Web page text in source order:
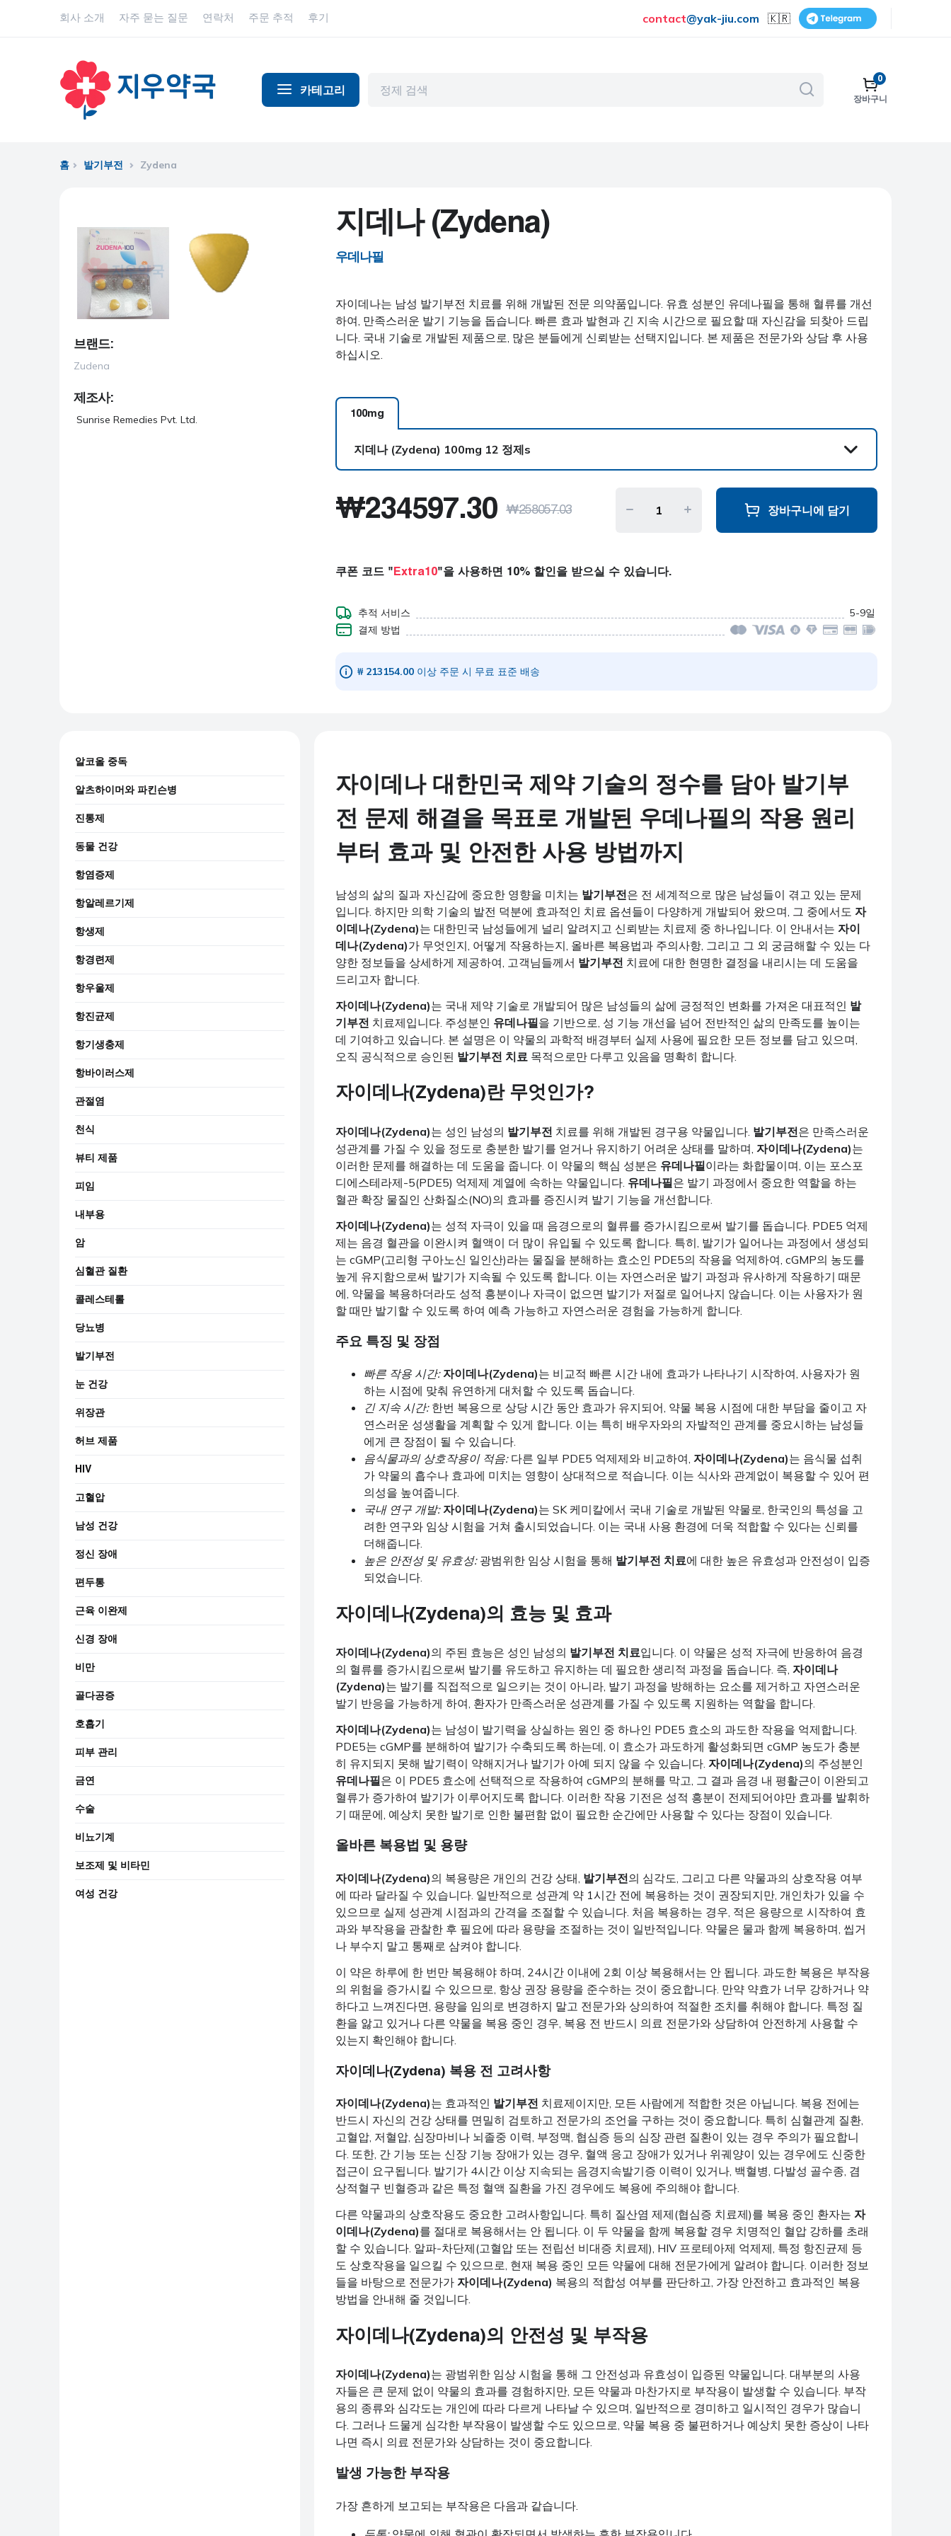
회사 소개 자주 묻는 질문 연락처 주문 추적 후기 contact@yak-jiu.com 🇰🇷
카테고리
피임
심혈관 질환
콜레스테롤
고혈압
편두통
근육 이완제
여성 건강
0
장바구니
홈 발기부전 Zydena
브랜드:
Zudena
제조사:
Sunrise Remedies Pvt. Ltd.
지데나 (Zydena)
우데나필
자이데나는 남성 발기부전 치료를 위해 개발된 전문 의약품입니다. 유효 성분인 유데나필을 통해 혈류를 개선
하여, 만족스러운 발기 기능을 돕습니다. 빠른 효과 발현과 긴 지속 시간으로 필요할 때 자신감을 되찾아 드립
니다. 국내 기술로 개발된 제품으로, 많은 분들에게 신뢰받는 선택지입니다. 본 제품은 전문가와 상담 후 사용
하십시오.
100mg
지데나 (Zydena) 100mg 12 정제s
₩234597.30 ₩258057.03 장바구니에 담기
쿠폰 코드 " Extra10"을 사용하면 10% 할인을 받으실 수 있습니다.
추적 서비스
5-9일
결제 방법
₩ 213154.00 이상 주문 시 무료 표준 배송
알코올 중독
알츠하이머와 파킨슨병
진통제
동물 건강
항염증제
항알레르기제
항생제
항경련제
항우울제
항진균제
항기생충제
항바이러스제
관절염
천식
뷰티 제품
피임
내부용
암
심혈관 질환
콜레스테롤
당뇨병
발기부전
눈 건강
위장관
허브 제품
HIV
고혈압
남성 건강
정신 장애
편두통
근육 이완제
신경 장애
비만
골다공증
호흡기
피부 관리
금연
수술
비뇨기계
보조제 및 비타민
여성 건강
자이데나 대한민국 제약 기술의 정수를 담아 발기부
전 문제 해결을 목표로 개발된 우데나필의 작용 원리
부터 효과 및 안전한 사용 방법까지
남성의 삶의 질과 자신감에 중요한 영향을 미치는 발기부전은 전 세계적으로 많은 남성들이 겪고 있는 문제
입니다. 하지만 의학 기술의 발전 덕분에 효과적인 치료 옵션들이 다양하게 개발되어 왔으며, 그 중에서도 자
이데나(Zydena)는 대한민국 남성들에게 널리 알려지고 신뢰받는 치료제 중 하나입니다. 이 안내서는 자이
데나(Zydena)가 무엇인지, 어떻게 작용하는지, 올바른 복용법과 주의사항, 그리고 그 외 궁금해할 수 있는 다
양한 정보들을 상세하게 제공하여, 고객님들께서 발기부전 치료에 대한 현명한 결정을 내리시는 데 도움을
드리고자 합니다.
자이데나(Zydena)는 국내 제약 기술로 개발되어 많은 남성들의 삶에 긍정적인 변화를 가져온 대표적인 발
기부전 치료제입니다. 주성분인 유데나필을 기반으로, 성 기능 개선을 넘어 전반적인 삶의 만족도를 높이는
데 기여하고 있습니다. 본 설명은 이 약물의 과학적 배경부터 실제 사용에 필요한 모든 정보를 담고 있으며,
오직 공식적으로 승인된 발기부전 치료 목적으로만 다루고 있음을 명확히 합니다.
자이데나(Zydena)란 무엇인가?
자이데나(Zydena)는 성인 남성의 발기부전 치료를 위해 개발된 경구용 약물입니다. 발기부전은 만족스러운
성관계를 가질 수 있을 정도로 충분한 발기를 얻거나 유지하기 어려운 상태를 말하며, 자이데나(Zydena)는
이러한 문제를 해결하는 데 도움을 줍니다. 이 약물의 핵심 성분은 유데나필이라는 화합물이며, 이는 포스포
디에스테라제-5(PDE5) 억제제 계열에 속하는 약물입니다. 유데나필은 발기 과정에서 중요한 역할을 하는
혈관 확장 물질인 산화질소(NO)의 효과를 증진시켜 발기 기능을 개선합니다.
자이데나(Zydena)는 성적 자극이 있을 때 음경으로의 혈류를 증가시킴으로써 발기를 돕습니다. PDE5 억제
제는 음경 혈관을 이완시켜 혈액이 더 많이 유입될 수 있도록 합니다. 특히, 발기가 일어나는 과정에서 생성되
는 cGMP(고리형 구아노신 일인산)라는 물질을 분해하는 효소인 PDE5의 작용을 억제하여, cGMP의 농도를
높게 유지함으로써 발기가 지속될 수 있도록 합니다. 이는 자연스러운 발기 과정과 유사하게 작용하기 때문
에, 약물을 복용하더라도 성적 흥분이나 자극이 없으면 발기가 저절로 일어나지 않습니다. 이는 사용자가 원
할 때만 발기할 수 있도록 하여 예측 가능하고 자연스러운 경험을 가능하게 합니다.
주요 특징 및 장점
빠른 작용 시간: 자이데나(Zydena)는 비교적 빠른 시간 내에 효과가 나타나기 시작하여, 사용자가 원
하는 시점에 맞춰 유연하게 대처할 수 있도록 돕습니다.
긴 지속 시간:한번 복용으로 상당 시간 동안 효과가 유지되어, 약물 복용 시점에 대한 부담을 줄이고 자
연스러운 성생활을 계획할 수 있게 합니다. 이는 특히 배우자와의 자발적인 관계를 중요시하는 남성들
에게 큰 장점이 될 수 있습니다.
음식물과의 상호작용이 적음:다른 일부 PDE5 억제제와 비교하여, 자이데나(Zydena)는 음식물 섭취
가 약물의 흡수나 효과에 미치는 영향이 상대적으로 적습니다. 이는 식사와 관계없이 복용할 수 있어 편
의성을 높여줍니다.
국내 연구 개발: 자이데나(Zydena)는 SK 케미칼에서 국내 기술로 개발된 약물로, 한국인의 특성을 고
려한 연구와 임상 시험을 거쳐 출시되었습니다. 이는 국내 사용 환경에 더욱 적합할 수 있다는 신뢰를
더해줍니다.
높은 안전성 및 유효성:광범위한 임상 시험을 통해 발기부전 치료에 대한 높은 유효성과 안전성이 입증
되었습니다.
자이데나(Zydena)의 효능 및 효과
자이데나(Zydena)의 주된 효능은 성인 남성의 발기부전 치료입니다. 이 약물은 성적 자극에 반응하여 음경
의 혈류를 증가시킴으로써 발기를 유도하고 유지하는 데 필요한 생리적 과정을 돕습니다. 즉, 자이데나
(Zydena)는 발기를 직접적으로 일으키는 것이 아니라, 발기 과정을 방해하는 요소를 제거하고 자연스러운
발기 반응을 가능하게 하여, 환자가 만족스러운 성관계를 가질 수 있도록 지원하는 역할을 합니다.
자이데나(Zydena)는 남성이 발기력을 상실하는 원인 중 하나인 PDE5 효소의 과도한 작용을 억제합니다.
PDE5는 cGMP를 분해하여 발기가 수축되도록 하는데, 이 효소가 과도하게 활성화되면 cGMP 농도가 충분
히 유지되지 못해 발기력이 약해지거나 발기가 아예 되지 않을 수 있습니다. 자이데나(Zydena)의 주성분인
유데나필은 이 PDE5 효소에 선택적으로 작용하여 cGMP의 분해를 막고, 그 결과 음경 내 평활근이 이완되고
혈류가 증가하여 발기가 이루어지도록 합니다. 이러한 작용 기전은 성적 흥분이 전제되어야만 효과를 발휘하
기 때문에, 예상치 못한 발기로 인한 불편함 없이 필요한 순간에만 사용할 수 있다는 장점이 있습니다.
올바른 복용법 및 용량
자이데나(Zydena)의 복용량은 개인의 건강 상태, 발기부전의 심각도, 그리고 다른 약물과의 상호작용 여부
에 따라 달라질 수 있습니다. 일반적으로 성관계 약 1시간 전에 복용하는 것이 권장되지만, 개인차가 있을 수
있으므로 실제 성관계 시점과의 간격을 조절할 수 있습니다. 처음 복용하는 경우, 적은 용량으로 시작하여 효
과와 부작용을 관찰한 후 필요에 따라 용량을 조절하는 것이 일반적입니다. 약물은 물과 함께 복용하며, 씹거
나 부수지 말고 통째로 삼켜야 합니다.
이 약은 하루에 한 번만 복용해야 하며, 24시간 이내에 2회 이상 복용해서는 안 됩니다. 과도한 복용은 부작용
의 위험을 증가시킬 수 있으므로, 항상 권장 용량을 준수하는 것이 중요합니다. 만약 약효가 너무 강하거나 약
하다고 느껴진다면, 용량을 임의로 변경하지 말고 전문가와 상의하여 적절한 조치를 취해야 합니다. 특정 질
환을 앓고 있거나 다른 약물을 복용 중인 경우, 복용 전 반드시 의료 전문가와 상담하여 안전하게 사용할 수
있는지 확인해야 합니다.
자이데나(Zydena) 복용 전 고려사항
자이데나(Zydena)는 효과적인 발기부전 치료제이지만, 모든 사람에게 적합한 것은 아닙니다. 복용 전에는
반드시 자신의 건강 상태를 면밀히 검토하고 전문가의 조언을 구하는 것이 중요합니다. 특히 심혈관계 질환,
고혈압, 저혈압, 심장마비나 뇌졸중 이력, 부정맥, 협심증 등의 심장 관련 질환이 있는 경우 주의가 필요합니
다. 또한, 간 기능 또는 신장 기능 장애가 있는 경우, 혈액 응고 장애가 있거나 위궤양이 있는 경우에도 신중한
접근이 요구됩니다. 발기가 4시간 이상 지속되는 음경지속발기증 이력이 있거나, 백혈병, 다발성 골수종, 겸
상적혈구 빈혈증과 같은 특정 혈액 질환을 가진 경우에도 복용에 주의해야 합니다.
다른 약물과의 상호작용도 중요한 고려사항입니다. 특히 질산염 제제(협심증 치료제)를 복용 중인 환자는 자
이데나(Zydena)를 절대로 복용해서는 안 됩니다. 이 두 약물을 함께 복용할 경우 치명적인 혈압 강하를 초래
할 수 있습니다. 알파-차단제(고혈압 또는 전립선 비대증 치료제), HIV 프로테아제 억제제, 특정 항진균제 등
도 상호작용을 일으킬 수 있으므로, 현재 복용 중인 모든 약물에 대해 전문가에게 알려야 합니다. 이러한 정보
들을 바탕으로 전문가가 자이데나(Zydena) 복용의 적합성 여부를 판단하고, 가장 안전하고 효과적인 복용
방법을 안내해 줄 것입니다.
자이데나(Zydena)의 안전성 및 부작용
자이데나(Zydena)는 광범위한 임상 시험을 통해 그 안전성과 유효성이 입증된 약물입니다. 대부분의 사용
자들은 큰 문제 없이 약물의 효과를 경험하지만, 모든 약물과 마찬가지로 부작용이 발생할 수 있습니다. 부작
용의 종류와 심각도는 개인에 따라 다르게 나타날 수 있으며, 일반적으로 경미하고 일시적인 경우가 많습니
다. 그러나 드물게 심각한 부작용이 발생할 수도 있으므로, 약물 복용 중 불편하거나 예상치 못한 증상이 나타
나면 즉시 의료 전문가와 상담하는 것이 중요합니다.
발생 가능한 부작용
가장 흔하게 보고되는 부작용은 다음과 같습니다.